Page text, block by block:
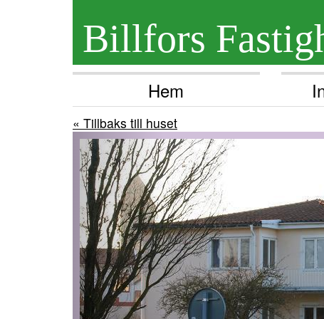
Billfors
Hem
« Tillbaks till huset